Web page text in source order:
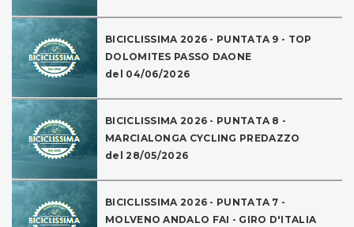
BICICLISSIMA 2026 - PUNTATA 9 - TOP
DOLOMITES PASSO DAONE
del 04/06/2026
BICICLISSIMA 2026 - PUNTATA 8 -
MARCIALONGA CYCLING PREDAZZO
del 28/05/2026
BICICLISSIMA 2026 - PUNTATA 7 -
MOLVENO ANDALO FAI - GIRO D'ITALIA